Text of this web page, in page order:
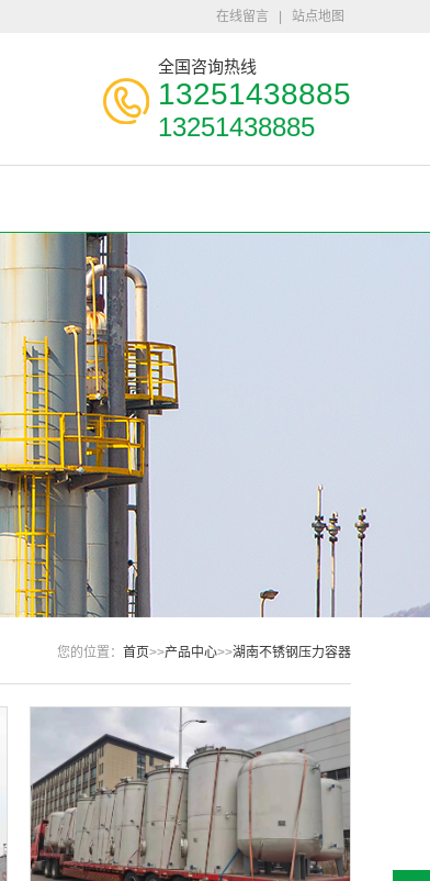
在线留言 站点地图
全国咨询热线
13251438885
13251438885
您的位置： 首页>>产品中心>>湖南不锈钢压力容器